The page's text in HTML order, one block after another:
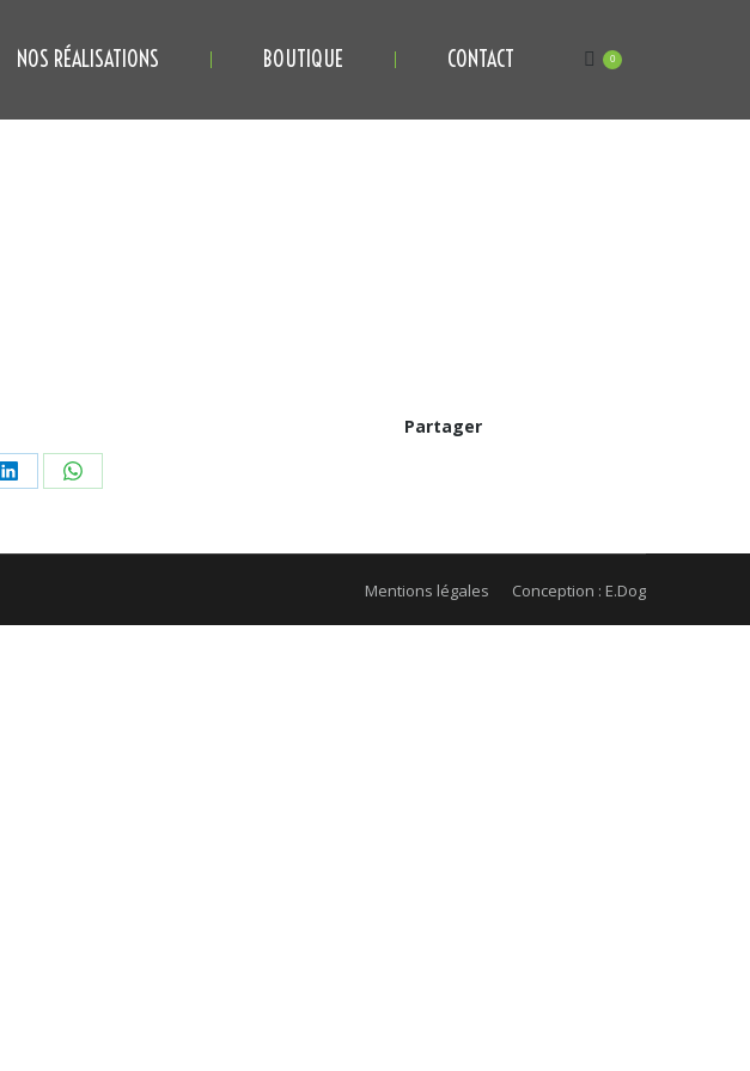
NOS RÉALISATIONS BOUTIQUE CONTACT 0
Partager
Partager
LinkedIn
Partager
WhatsApp
Mentions légales Conception : E.Dog